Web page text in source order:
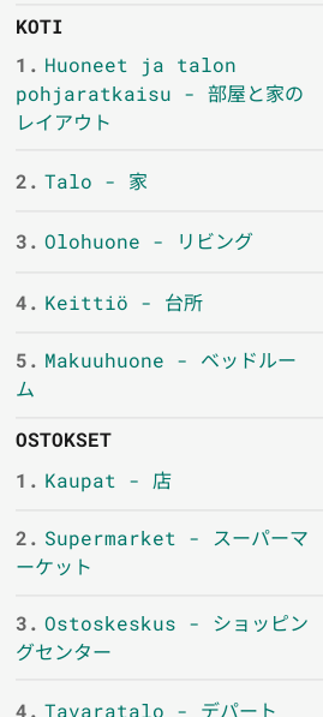
KOTI
1. Huoneet ja talon
pohjaratkaisu - 部屋と家の
レイアウト
2. Talo - 家
3. Olohuone - リビング
4. Keittiö - 台所
5. Makuuhuone - ベッドルー
ム
OSTOKSET
1. Kaupat - 店
2. Supermarket - スーパーマ
ーケット
3. Ostoskeskus - ショッピン
グセンター
4. Tavaratalo - デパート